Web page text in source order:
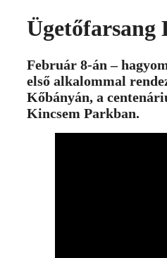
Ügetőfarsang
Február 8-án –
első alkalommal
Kőbányán, a
Kincsem Parkban.